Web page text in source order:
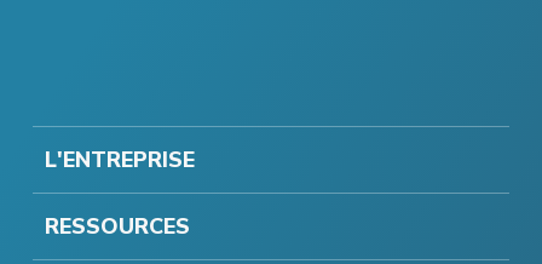
L'ENTREPRISE
RESSOURCES